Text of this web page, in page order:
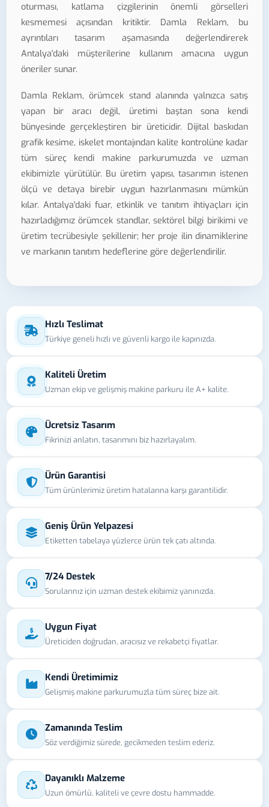
oturması, katlama çizgilerinin önemli görselleri
kesmemesi açısından kritiktir. Damla Reklam, bu
ayrıntıları tasarım aşamasında değerlendirerek
Antalya'daki müşterilerine kullanım amacına uygun
öneriler sunar.
Damla Reklam, örümcek stand alanında yalnızca satış
yapan bir aracı değil, üretimi baştan sona kendi
bünyesinde gerçekleştiren bir üreticidir. Dijital baskıdan
grafik kesime, iskelet montajından kalite kontrolüne kadar
tüm süreç kendi makine parkurumuzda ve uzman
ekibimizle yürütülür. Bu üretim yapısı, tasarımın istenen
ölçü ve detaya birebir uygun hazırlanmasını mümkün
kılar. Antalya'daki fuar, etkinlik ve tanıtım ihtiyaçları için
hazırladığımız örümcek standlar, sektörel bilgi birikimi ve
üretim tecrübesiyle şekillenir; her proje ilin dinamiklerine
ve markanın tanıtım hedeflerine göre değerlendirilir.
Hızlı Teslimat
Türkiye geneli hızlı ve güvenli kargo ile kapınızda.
Kaliteli Üretim
Uzman ekip ve gelişmiş makine parkuru ile A+ kalite.
Ücretsiz Tasarım
Fikrinizi anlatın, tasarımını biz hazırlayalım.
Ürün Garantisi
Tüm ürünlerimiz üretim hatalarına karşı garantilidir.
Geniş Ürün Yelpazesi
Etiketten tabelaya yüzlerce ürün tek çatı altında.
7/24 Destek
Sorularınız için uzman destek ekibimiz yanınızda.
Uygun Fiyat
Üreticiden doğrudan, aracısız ve rekabetçi fiyatlar.
Kendi Üretimimiz
Gelişmiş makine parkurumuzla tüm süreç bize ait.
Zamanında Teslim
Söz verdiğimiz sürede, gecikmeden teslim ederiz.
Dayanıklı Malzeme
Uzun ömürlü, kaliteli ve çevre dostu hammadde.